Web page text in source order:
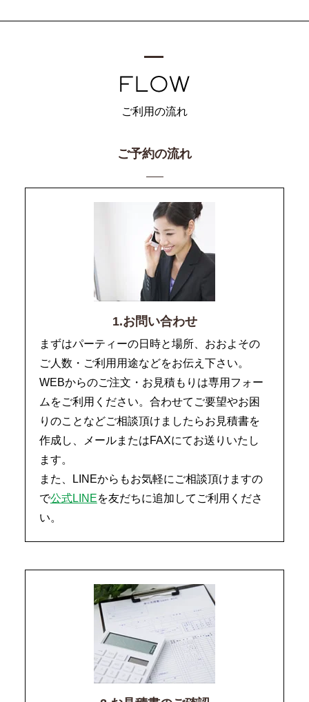
ご利用の流れ
ご予約の流れ
1.お問い合わせ
まずはパーティーの日時と場所、おおよその
ご人数・ご利用用途などをお伝え下さい。
WEBからのご注文・お見積もりは専用フォー
ムをご利用ください。合わせてご要望やお困
りのことなどご相談頂けましたらお見積書を
作成し、メールまたはFAXにてお送りいたし
ます。
また、LINEからもお気軽にご相談頂けますの
で公式LINEを友だちに追加してご利用くださ
い。